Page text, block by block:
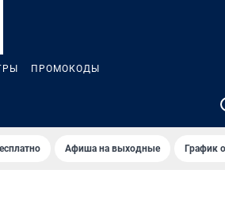
ПРОМОКОДЫ
Афиша на выходные График